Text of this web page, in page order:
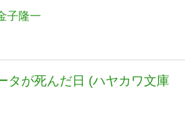
子隆一
タが死んだ日 (ハヤカワ文庫